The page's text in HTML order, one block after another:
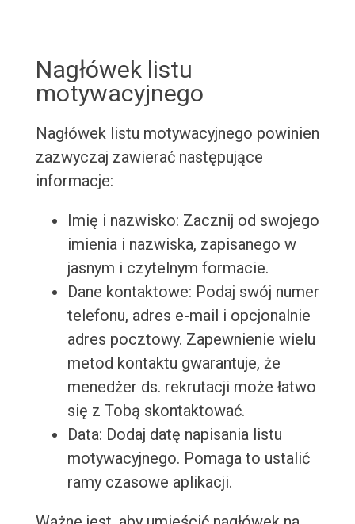
Nagłówek listu
motywacyjnego
Nagłówek listu motywacyjnego powinien
zazwyczaj zawierać następujące
informacje:
Imię i nazwisko: Zacznij od swojego
imienia i nazwiska, zapisanego w
jasnym i czytelnym formacie.
Dane kontaktowe: Podaj swój numer
telefonu, adres e-mail i opcjonalnie
adres pocztowy. Zapewnienie wielu
metod kontaktu gwarantuje, że
menedżer ds. rekrutacji może łatwo
się z Tobą skontaktować.
Data: Dodaj datę napisania listu
motywacyjnego. Pomaga to ustalić
ramy czasowe aplikacji.